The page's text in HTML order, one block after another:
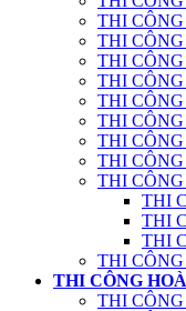
THI
THI
THI
THI
THI
THI
THI
THI
THI
THI
THI
THI
THI
THI CÔNG
THI